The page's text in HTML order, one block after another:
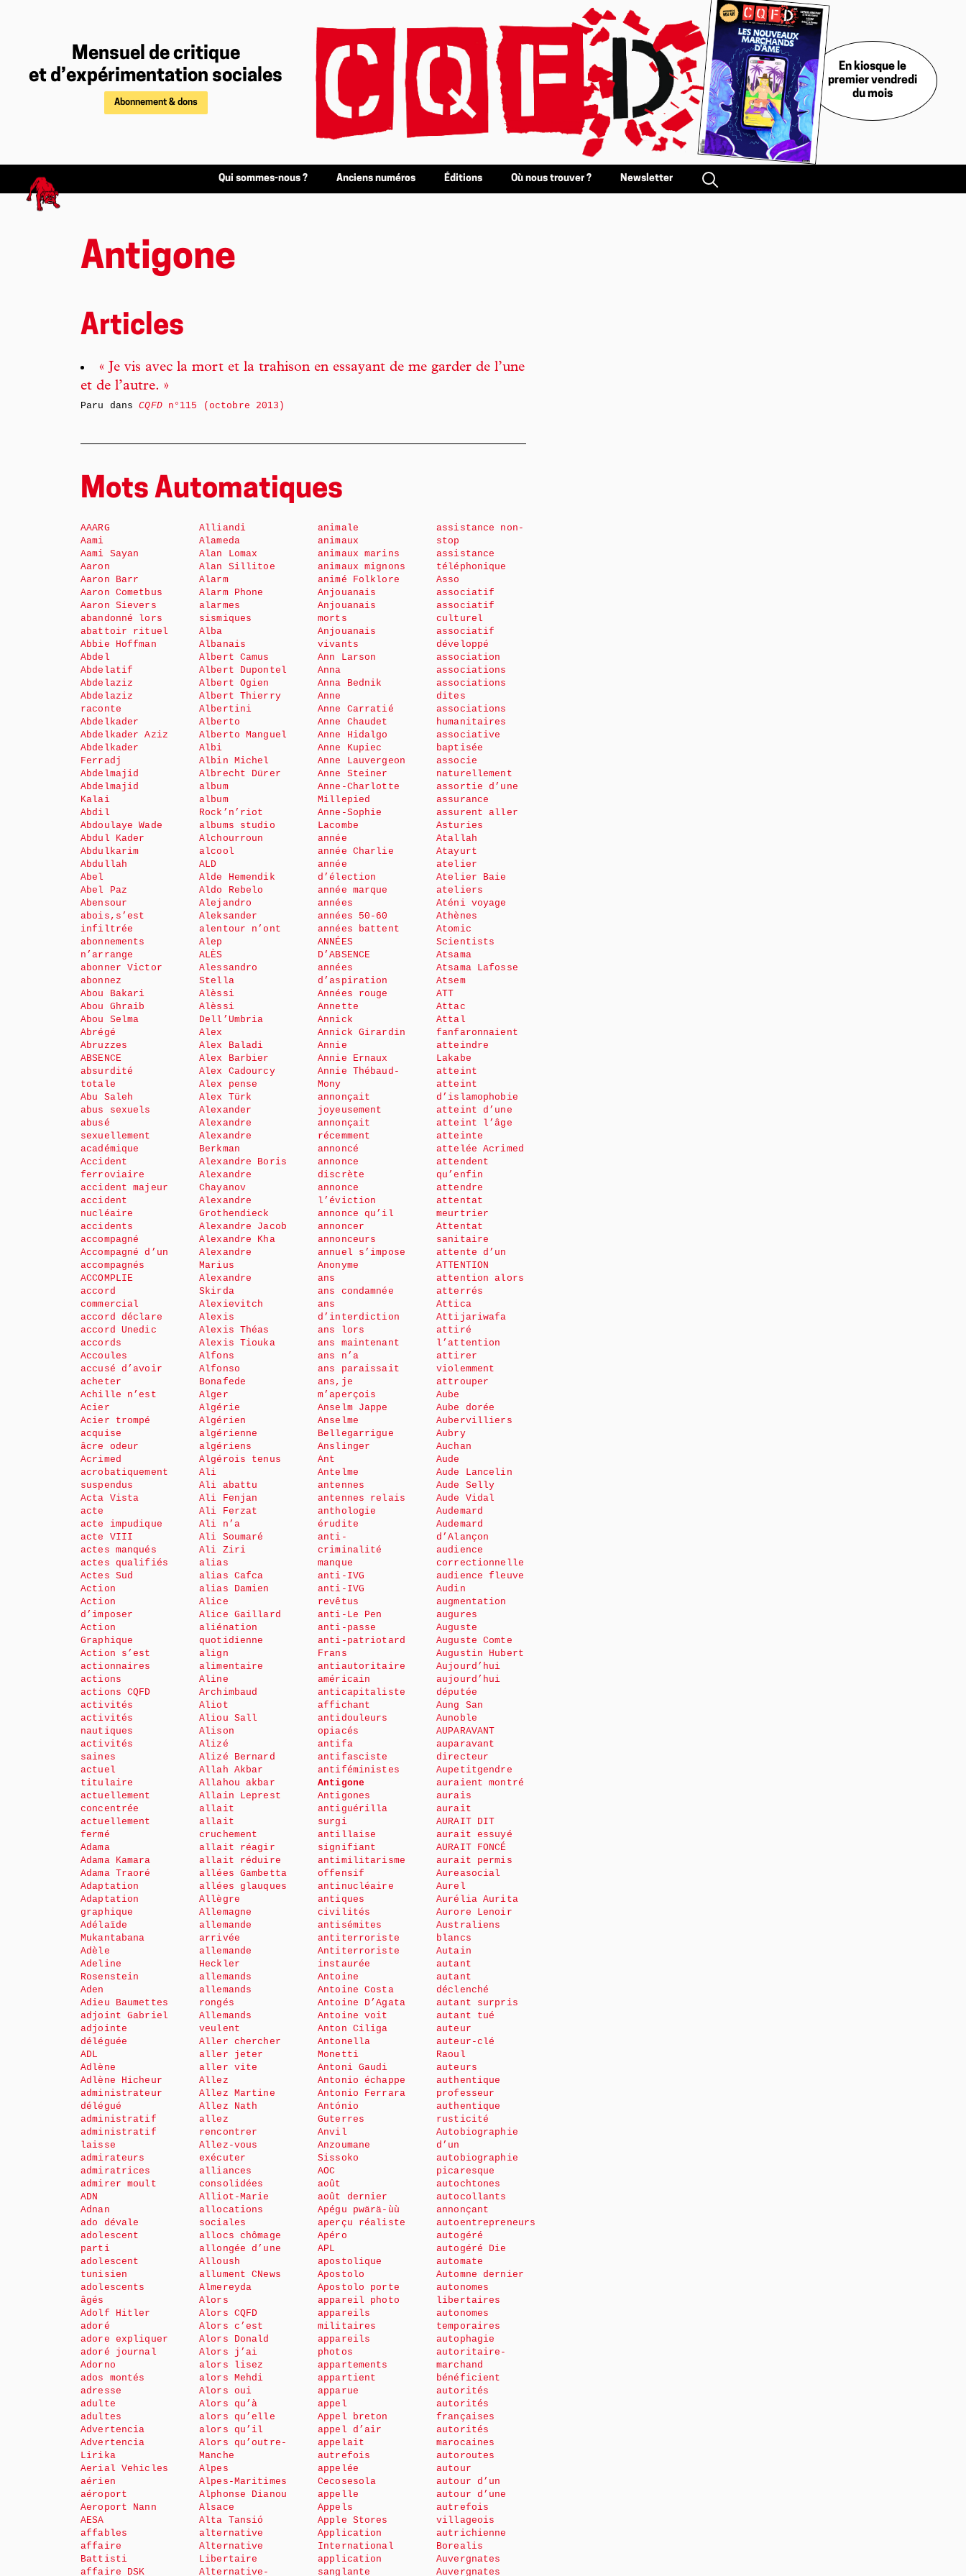
Mensuel de critique
et d’expérimentation sociales
Abonnement & dons
En kiosque le
premier vendredi
du mois
Qui sommes-nous ? Anciens numéros Éditions Où nous trouver ? Newsletter
Antigone
Articles
« Je vis avec la mort et la trahison en essayant de me garder de l’une
et de l’autre. »
Paru dansCQFDn°115 (octobre 2013)
Mots Automatiques
AAARG
Aami
Aami Sayan
Aaron
Aaron Barr
Aaron Cometbus
Aaron Sievers
abandonné lors
abattoir rituel
Abbie Hoffman
Abdel
Abdelatif
Abdelaziz
Abdelaziz
raconte
Abdelkader
Abdelkader Aziz
Abdelkader
Ferradj
Abdelmajid
Abdelmajid
Kalai
Abdil
Abdoulaye Wade
Abdul Kader
Abdulkarim
Abdullah
Abel
Abel Paz
Abensour
abois,s’est
infiltrée
abonnements
n’arrange
abonner Victor
abonnez
Abou Bakari
Abou Ghraib
Abou Selma
Abrégé
Abruzzes
ABSENCE
absurdité
totale
Abu Saleh
abus sexuels
abusé
sexuellement
académique
Accident
ferroviaire
accident majeur
accident
nucléaire
accidents
accompagné
Accompagné d’un
accompagnés
ACCOMPLIE
accord
commercial
accord déclare
accord Unedic
accords
Accoules
accusé d’avoir
acheter
Achille n’est
Acier
Acier trompé
acquise
âcre odeur
Acrimed
acrobatiquement
suspendus
Acta Vista
acte
acte impudique
acte VIII
actes manqués
actes qualifiés
Actes Sud
Action
Action
d’imposer
Action
Graphique
Action s’est
actionnaires
actions
actions CQFD
activités
activités
nautiques
activités
saines
actuel
titulaire
actuellement
concentrée
actuellement
fermé
Adama
Adama Kamara
Adama Traoré
Adaptation
Adaptation
graphique
Adélaïde
Mukantabana
Adèle
Adeline
Rosenstein
Aden
Adieu Baumettes
adjoint Gabriel
adjointe
déléguée
ADL
Adlène
Adlène Hicheur
administrateur
délégué
administratif
administratif
laisse
admirateurs
admiratrices
admirer moult
ADN
Adnan
ado dévale
adolescent
parti
adolescent
tunisien
adolescents
âgés
Adolf Hitler
adoré
adore expliquer
adoré journal
Adorno
ados montés
adresse
adulte
adultes
Advertencia
Advertencia
Lirika
Aerial Vehicles
aérien
aéroport
Aeroport Nann
AESA
affables
affaire
Battisti
affaire DSK
Alliandi
Alameda
Alan Lomax
Alan Sillitoe
Alarm
Alarm Phone
alarmes
sismiques
Alba
Albanais
Albert Camus
Albert Dupontel
Albert Ogien
Albert Thierry
Albertini
Alberto
Alberto Manguel
Albi
Albin Michel
Albrecht Dürer
album
album
Rock’n’riot
albums studio
Alchourroun
alcool
ALD
Alde Hemendik
Aldo Rebelo
Alejandro
Aleksander
alentour n’ont
Alep
ALÈS
Alessandro
Stella
Alèssi
Alèssi
Dell’Umbria
Alex
Alex Baladi
Alex Barbier
Alex Cadourcy
Alex pense
Alex Türk
Alexander
Alexandre
Alexandre
Berkman
Alexandre Boris
Alexandre
Chayanov
Alexandre
Grothendieck
Alexandre Jacob
Alexandre Kha
Alexandre
Marius
Alexandre
Skirda
Alexievitch
Alexis
Alexis Théas
Alexis Tiouka
Alfons
Alfonso
Bonafede
Alger
Algérie
Algérien
algérienne
algériens
Algérois tenus
Ali
Ali abattu
Ali Fenjan
Ali Ferzat
Ali n’a
Ali Soumaré
Ali Ziri
alias
alias Cafca
alias Damien
Alice
Alice Gaillard
aliénation
quotidienne
align
alimentaire
Aline
Archimbaud
Aliot
Aliou Sall
Alison
Alizé
Alizé Bernard
Allah Akbar
Allahou akbar
Allain Leprest
allait
allait
cruchement
allait réagir
allait réduire
allées Gambetta
allées glauques
Allègre
Allemagne
allemande
arrivée
allemande
Heckler
allemands
allemands
rongés
Allemands
veulent
Aller chercher
aller jeter
aller vite
Allez
Allez Martine
Allez Nath
allez
rencontrer
Allez-vous
exécuter
alliances
consolidées
Alliot-Marie
allocations
sociales
allocs chômage
allongée d’une
Alloush
allument CNews
Almereyda
Alors
Alors CQFD
Alors c’est
Alors Donald
Alors j’ai
alors lisez
alors Mehdi
Alors oui
Alors qu’à
alors qu’elle
alors qu’il
Alors qu’outre-
Manche
Alpes
Alpes-Maritimes
Alphonse Dianou
Alsace
Alta Tansió
alternative
Alternative
Libertaire
Alternative-
animale
animaux
animaux marins
animaux mignons
animé Folklore
Anjouanais
Anjouanais
morts
Anjouanais
vivants
Ann Larson
Anna
Anna Bednik
Anne
Anne Carratié
Anne Chaudet
Anne Hidalgo
Anne Kupiec
Anne Lauvergeon
Anne Steiner
Anne-Charlotte
Millepied
Anne-Sophie
Lacombe
année
année Charlie
année
d’élection
année marque
années
années 50-60
années battent
ANNÉES
D’ABSENCE
années
d’aspiration
Années rouge
Annette
Annick
Annick Girardin
Annie
Annie Ernaux
Annie Thébaud-
Mony
annonçait
joyeusement
annonçait
récemment
annoncé
annonce
discrète
annonce
l’éviction
annonce qu’il
annoncer
annonceurs
annuel s’impose
Anonyme
ans
ans condamnée
ans
d’interdiction
ans lors
ans maintenant
ans n’a
ans paraissait
ans,je
m’aperçois
Anselm Jappe
Anselme
Bellegarrigue
Anslinger
Ant
Antelme
antennes
antennes relais
anthologie
érudite
anti-
criminalité
manque
anti-IVG
anti-IVG
revêtus
anti-Le Pen
anti-passe
anti-patriotard
Frans
antiautoritaire
américain
anticapitaliste
affichant
antidouleurs
opiacés
antifa
antifasciste
antiféministes
Antigone
Antigones
antiguérilla
surgi
antillaise
signifiant
antimilitarisme
offensif
antinucléaire
antiques
civilités
antisémites
antiterroriste
Antiterroriste
instaurée
Antoine
Antoine Costa
Antoine D’Agata
Antoine voit
Anton Ciliga
Antonella
Monetti
Antoni Gaudi
Antonio échappe
Antonio Ferrara
António
Guterres
Anvil
Anzoumane
Sissoko
AOC
août
août dernier
Apégu pwärä-ùù
aperçu réaliste
Apéro
APL
apostolique
Apostolo
Apostolo porte
appareil photo
appareils
militaires
appareils
photos
appartements
appartient
apparue
appel
Appel breton
appel d’air
appelait
autrefois
appelée
Cecosesola
appelle
Appels
Apple Stores
Application
International
application
sanglante
assistance non-
stop
assistance
téléphonique
Asso
associatif
associatif
culturel
associatif
développé
association
associations
associations
dites
associations
humanitaires
associative
baptisée
associe
naturellement
assortie d’une
assurance
assurent aller
Asturies
Atallah
Atayurt
atelier
Atelier Baie
ateliers
Aténi voyage
Athènes
Atomic
Scientists
Atsama
Atsama Lafosse
Atsem
ATT
Attac
Attal
fanfaronnaient
atteindre
Lakabe
atteint
atteint
d’islamophobie
atteint d’une
atteint l’âge
atteinte
attelée Acrimed
attendent
qu’enfin
attendre
attentat
meurtrier
Attentat
sanitaire
attente d’un
ATTENTION
attention alors
atterrés
Attica
Attijariwafa
attiré
l’attention
attirer
violemment
attrouper
Aube
Aube dorée
Aubervilliers
Aubry
Auchan
Aude
Aude Lancelin
Aude Selly
Aude Vidal
Audemard
Audemard
d’Alançon
audience
correctionnelle
audience fleuve
Audin
augmentation
augures
Auguste
Auguste Comte
Augustin Hubert
Aujourd’hui
aujourd’hui
députée
Aung San
Aunoble
AUPARAVANT
auparavant
directeur
Aupetitgendre
auraient montré
aurais
aurait
AURAIT DIT
aurait essuyé
AURAIT FONCÉ
aurait permis
Aureasocial
Aurel
Aurélia Aurita
Aurore Lenoir
Australiens
blancs
Autain
autant
autant
déclenché
autant surpris
autant tué
auteur
auteur-clé
Raoul
auteurs
authentique
professeur
authentique
rusticité
Autobiographie
d’un
autobiographie
picaresque
autochtones
autocollants
annonçant
autoentrepreneurs
autogéré
autogéré Die
automate
Automne dernier
autonomes
libertaires
autonomes
temporaires
autophagie
autoritaire-
marchand
bénéficient
autorités
autorités
françaises
autorités
marocaines
autoroutes
autour
autour d’un
autour d’une
autrefois
villageois
autrichienne
Borealis
Auvergnates
Auvergnates